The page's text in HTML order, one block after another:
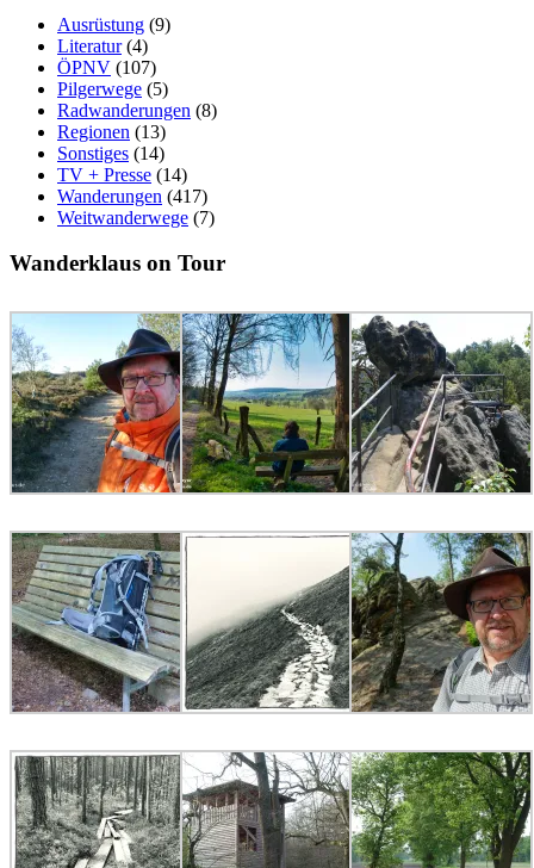
Ausrüstung (9)
Literatur(4)
ÖPNV (107)
Pilgerwege (5)
Radwanderungen (8)
Regionen (13)
Sonstiges (14)
TV + Presse (14)
Wanderungen (417)
Weitwanderwege (7)
Wanderklaus on Tour